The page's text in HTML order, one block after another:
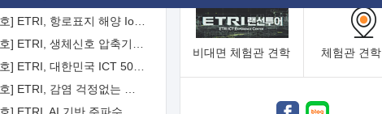
비대면 체험관 견학 체험관 견학